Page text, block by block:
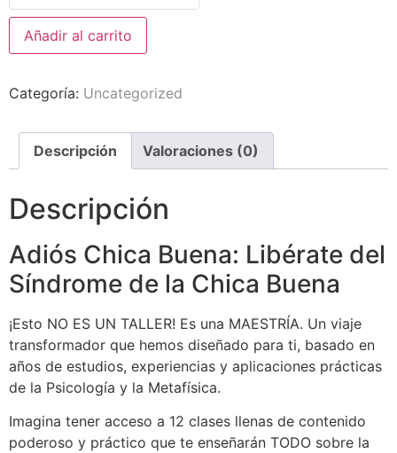
Añadir al carrito
Categoría: Uncategorized
Descripción Valoraciones (0)
Descripción
Adiós Chica Buena: Libérate del
Síndrome de la Chica Buena
¡Esto NO ES UN TALLER! Es una MAESTRÍA. Un viaje
transformador que hemos diseñado para ti, basado en
años de estudios, experiencias y aplicaciones prácticas
de la Psicología y la Metafísica.
Imagina tener acceso a 12 clases llenas de contenido
poderoso y práctico que te enseñarán TODO sobre la